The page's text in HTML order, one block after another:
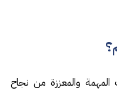
المهمة والمعززة من نجاح